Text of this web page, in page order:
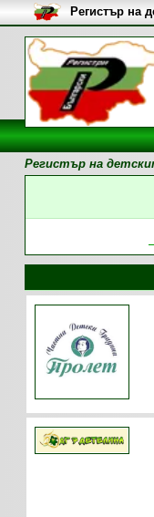
Регистър на
Регистър на